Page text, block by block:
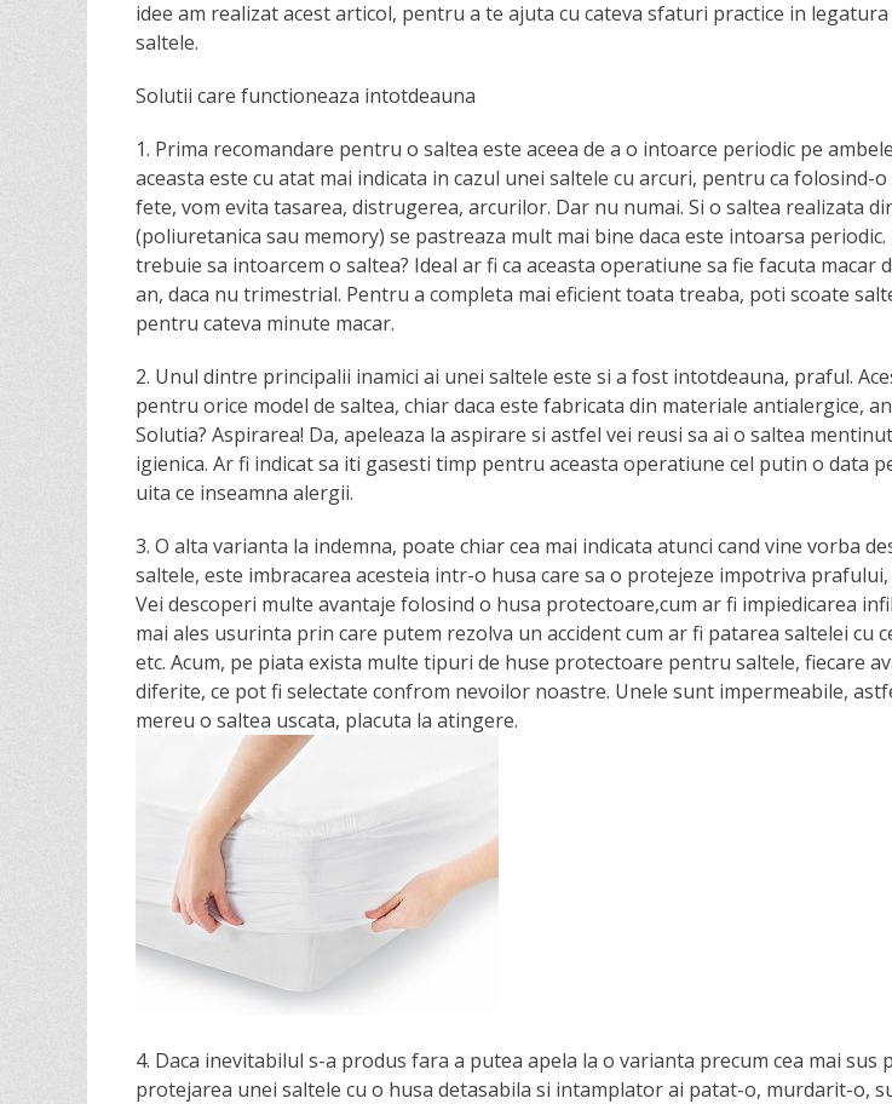
idee am realizat acest articol, pentru a te ajuta cu cateva sfaturi practice in
saltele.
Solutii care functioneaza intotdeauna
1. Prima recomandare pentru o saltea este aceea de a o intoarce periodic pe
aceasta este cu atat mai indicata in cazul unei saltele cu arcuri, pentru ca folosind-
fete, vom evita tasarea, distrugerea, arcurilor. Dar nu numai. Si o saltea realizata
(poliuretanica sau memory) se pastreaza mult mai bine daca este intoarsa periodic.
trebuie sa intoarcem o saltea? Ideal ar fi ca aceasta operatiune sa fie facuta macar
an, daca nu trimestrial. Pentru a completa mai eficient toata treaba, poti scoate
pentru cateva minute macar.
2. Unul dintre principalii inamici ai unei saltele este si a fost intotdeauna, praful.
pentru orice model de saltea, chiar daca este fabricata din materiale antialergice,
Solutia? Aspirarea! Da, apeleaza la aspirare si astfel vei reusi sa ai o saltea
igienica. Ar fi indicat sa iti gasesti timp pentru aceasta operatiune cel putin o data
uita ce inseamna alergii.
3. O alta varianta la indemna, poate chiar cea mai indicata atunci cand vine vorba
saltele, este imbracarea acesteia intr-o husa care sa o protejeze impotriva prafului,
Vei descoperi multe avantaje folosind o husa protectoare,cum ar fi impiedicarea
mai ales usurinta prin care putem rezolva un accident cum ar fi patarea saltelei cu
etc. Acum, pe piata exista multe tipuri de huse protectoare pentru saltele, fiecare
diferite, ce pot fi selectate confrom nevoilor noastre. Unele sunt impermeabile,
mereu o saltea uscata, placuta la atingere.
4. Daca inevitabilul s-a produs fara a putea apela la o varianta precum cea mai sus
protejarea unei saltele cu o husa detasabila si intamplator ai patat-o, murdarit-o,